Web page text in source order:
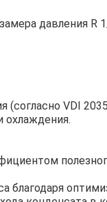
давления R
(согласно VDI
охлаждения.
благодаря